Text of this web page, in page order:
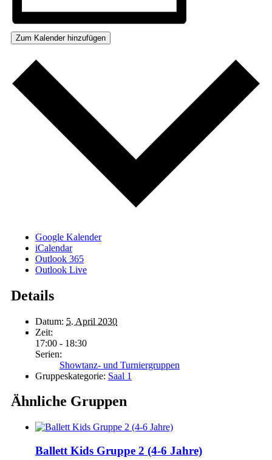
Zum Kalender hinzufügen
Google Kalender
iCalendar
Outlook 365
Outlook Live
Details
Datum: 5. April 2030
Zeit:
17:00 - 18:30
Serien:
Showtanz- und Turniergruppen
Gruppeskategorie: Saal 1
Ähnliche Gruppen
Ballett Kids Gruppe 2 (4-6 Jahre)